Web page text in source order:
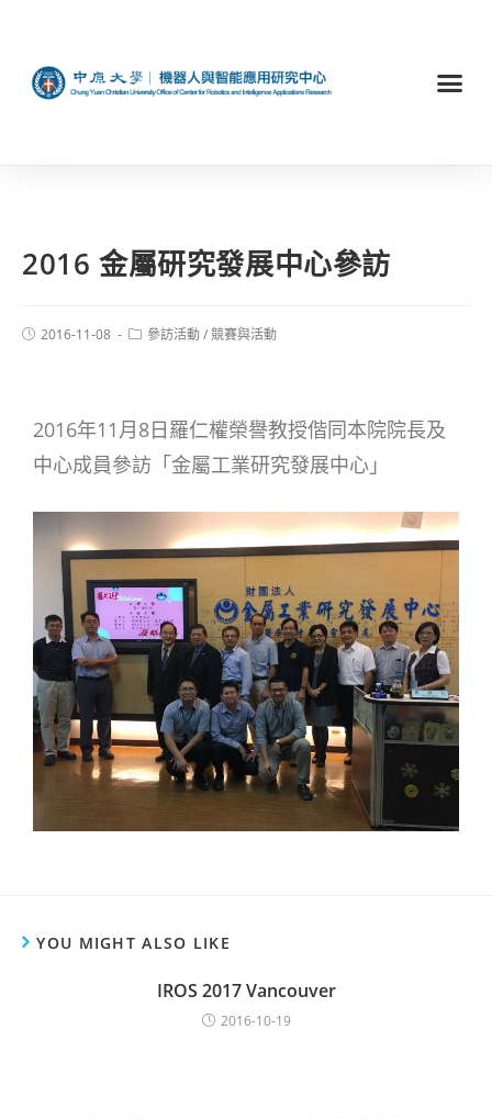
2016 金屬研究發展中心參訪
2016-11-08 參訪活動/競賽與活動
2016年11月8日羅仁權榮譽教授偕同本院院長及
中心成員參訪「金屬工業研究發展中心」
YOU MIGHT ALSO LIKE
IROS 2017 Vancouver
2016-10-19